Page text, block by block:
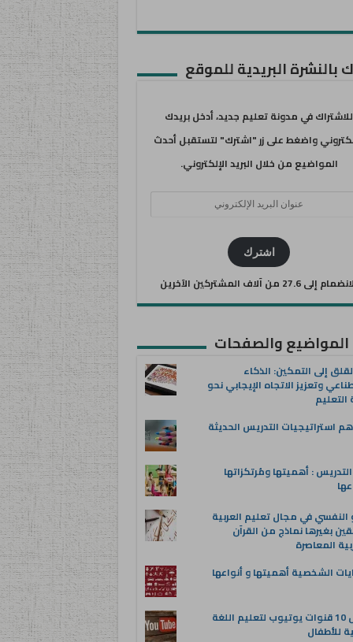
بالنشرة البريدية للموقع
للاشتراك في مدونة تعليم جديد، أدخل بريدك
واضغط على زر "اشترك" لتستقبل أحدث
المواضيع من خلال البريد الإلكتروني.
اشترك
إلى 27.6 من آلاف المشتركين الآخرين
المواضيع والصفحات
إلى التمكين: الذكاء
وتعزيز الاتجاه الإيجابي نحو
استراتيجيات التدريس الحديثة
: أهميتها ومُرتكزاتها
النفسي في مجال تعليم العربية
بغيرها نماذج من القرآن
المعاصرة
الشخصية أهميتها و أنواعها
أفضل 10 قنوات يوتيوب لتعليم اللغة
للأطفال